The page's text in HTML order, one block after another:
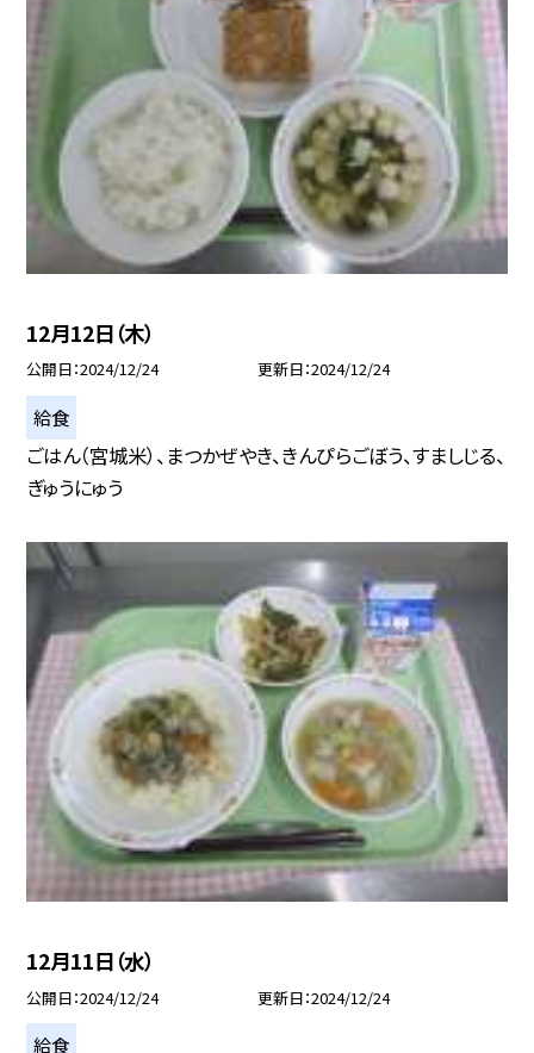
12月12日（木）
公開日 2024/12/24 更新日 2024/12/24
給食
ごはん（宮城米）、まつかぜやき、きんぴらごぼう、すましじる、
ぎゅうにゅう
12月11日（水）
公開日 2024/12/24 更新日 2024/12/24
給食